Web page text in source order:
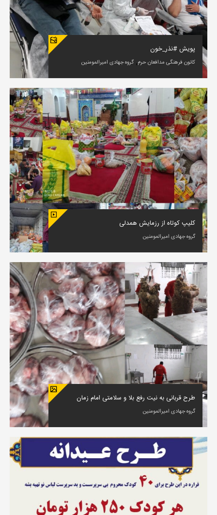
پویش #نذر_خون
کانون فرهنگی مدافعان حرم, گروه جهادی امیرالمومنین
کلیپ کوتاه از رزمایش همدلی
گروه جهادی امیرالمومنین
طرح قربانی به نیت رفع بلا و سلامتی امام زمان
گروه جهادی امیرالمومنین